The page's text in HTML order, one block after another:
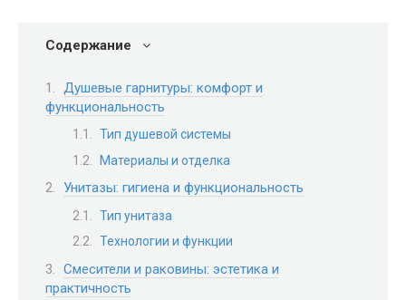
Содержание
Душевые гарнитуры: комфорт и
функциональность
Тип душевой системы
Материалы и отделка
Унитазы: гигиена и функциональность
Тип унитаза
Технологии и функции
Смесители и раковины: эстетика и
практичность